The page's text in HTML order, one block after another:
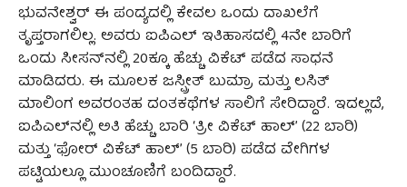
ಭುವನೇಶ್ವರ್ ಈ ಪಂದ್ಯದಲ್ಲಿ ಕೇವಲ ಒಂದು ದಾಖಲೆಗೆ
ತೃಪ್ತರಾಗಲಿಲ್ಲ. ಅವರು ಐಪಿಎಲ್ ಇತಿಹಾಸದಲ್ಲಿ 4ನೇ ಬಾರಿಗೆ
ಒಂದು ಸೀಸನ್‌ನಲ್ಲಿ 20ಕ್ಕೂ ಹೆಚ್ಚು ವಿಕೆಟ್ ಪಡೆದ ಸಾಧನೆ
ಮಾಡಿದರು. ಈ ಮೂಲಕ ಜಸ್ಪ್ರೀತ್ ಬುಮ್ರಾ ಮತ್ತು ಲಸಿತ್
ಮಾಲಿಂಗ ಅವರಂತಹ ದಂತಕಥೆಗಳ ಸಾಲಿಗೆ ಸೇರಿದ್ದಾರೆ. ಇದಲ್ಲದೆ,
ಐಪಿಎಲ್‌ನಲ್ಲಿ ಅತಿ ಹೆಚ್ಚು ಬಾರಿ ‘ತ್ರೀ ವಿಕೆಟ್ ಹಾಲ್’ (22 ಬಾರಿ)
ಮತ್ತು ‘ಫೋರ್ ವಿಕೆಟ್ ಹಾಲ್’ (5 ಬಾರಿ) ಪಡೆದ ವೇಗಿಗಳ
ಪಟ್ಟಿಯಲ್ಲೂ ಮುಂಚೂಣಿಗೆ ಬಂದಿದ್ದಾರೆ.